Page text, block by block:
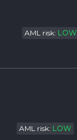
AML risk: LOW
AML risk: LOW